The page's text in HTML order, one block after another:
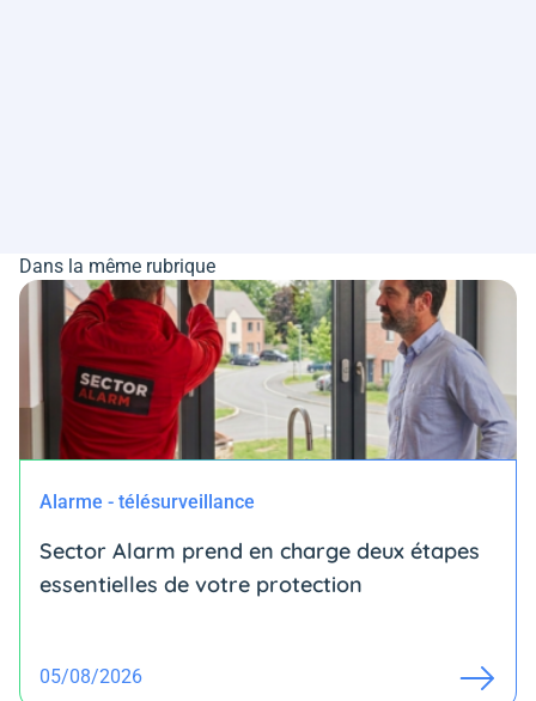
Dans la même rubrique
Alarme - télésurveillance
Sector Alarm prend en charge deux étapes
essentielles de votre protection
05/08/2026